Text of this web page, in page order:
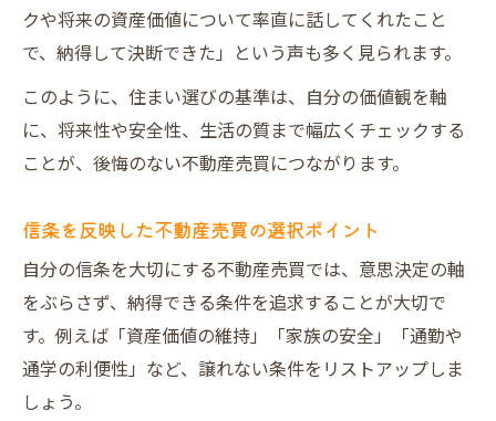
クや将来の資産価値について率直に話してくれたこと
で、納得して決断できた」という声も多く見られます。
このように、住まい選びの基準は、自分の価値観を軸
に、将来性や安全性、生活の質まで幅広くチェックする
ことが、後悔のない不動産売買につながります。
信条を反映した不動産売買の選択ポイント
自分の信条を大切にする不動産売買では、意思決定の軸
をぶらさず、納得できる条件を追求することが大切で
す。例えば「資産価値の維持」「家族の安全」「通勤や
通学の利便性」など、譲れない条件をリストアップしま
しょう。